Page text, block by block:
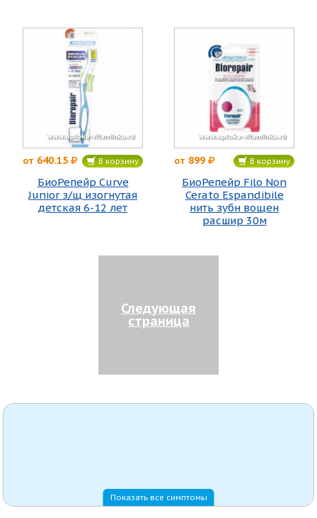
от 640.15 В корзину
БиоРепейр Curve
Junior з/щ изогнутая
детская 6-12 лет
от 899 В корзину
БиоРепейр Filo Non
Cerato Espandibile
нить зубн вощен
расшир 30м
Следующая
страница
Показать все симптомы